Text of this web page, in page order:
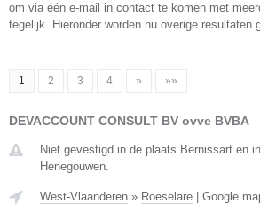
om via één e-mail in contact te komen met
tegelijk. Hieronder worden nu overige resultaten
1 2 3 4 » »»
DEVACCOUNT CONSULT BV ovve BVBA
Niet gevestigd in de plaats Bernissart en
Henegouwen.
West-Vlaanderen » Roeselare Google